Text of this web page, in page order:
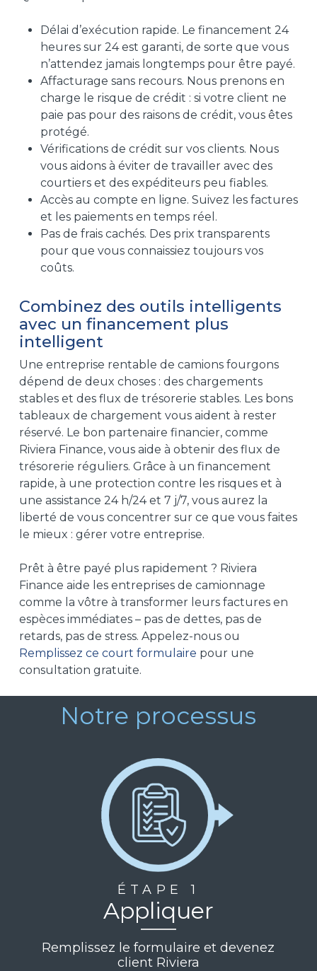
Délai d’exécution rapide. Le financement 24
heures sur 24 est garanti, de sorte que vous
n’attendez jamais longtemps pour être payé.
Affacturage sans recours. Nous prenons en
charge le risque de crédit : si votre client ne
paie pas pour des raisons de crédit, vous êtes
protégé.
Vérifications de crédit sur vos clients. Nous
vous aidons à éviter de travailler avec des
courtiers et des expéditeurs peu fiables.
Accès au compte en ligne. Suivez les factures
et les paiements en temps réel.
Pas de frais cachés. Des prix transparents
pour que vous connaissiez toujours vos
coûts.
Combinez des outils intelligents
avec un financement plus
intelligent
Une entreprise rentable de camions fourgons
dépend de deux choses : des chargements
stables et des flux de trésorerie stables. Les bons
tableaux de chargement vous aident à rester
réservé. Le bon partenaire financier, comme
Riviera Finance, vous aide à obtenir des flux de
trésorerie réguliers. Grâce à un financement
rapide, à une protection contre les risques et à
une assistance 24 h/24 et 7 j/7, vous aurez la
liberté de vous concentrer sur ce que vous faites
le mieux : gérer votre entreprise.
Prêt à être payé plus rapidement ? Riviera
Finance aide les entreprises de camionnage
comme la vôtre à transformer leurs factures en
espèces immédiates – pas de dettes, pas de
retards, pas de stress. Appelez-nous ou
Remplissez ce court formulaire pour une
consultation gratuite.
Notre processus
ÉTAPE 1
Appliquer
Remplissez le formulaire et devenez
client Riviera